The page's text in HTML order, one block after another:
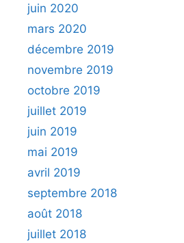
juin 2020
mars 2020
décembre 2019
novembre 2019
octobre 2019
juillet 2019
juin 2019
mai 2019
avril 2019
septembre 2018
août 2018
juillet 2018